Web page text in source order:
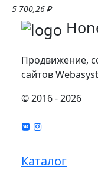
5 700,26₽
Продвижение,
сайтов
© 2016 - 2026
Каталог